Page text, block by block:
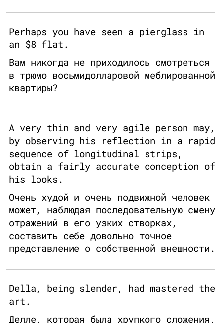
Perhaps you have seen a pierglass in
an $8 flat.
Вам никогда не приходилось смотреться
в трюмо восьмидолларовой меблированной
квартиры?
A very thin and very agile person may,
by observing his reflection in a rapid
sequence of longitudinal strips,
obtain a fairly accurate conception of
his looks.
Очень худой и очень подвижной человек
может, наблюдая последовательную смену
отражений в его узких створках,
составить себе довольно точное
представление о собственной внешности.
Della, being slender, had mastered the
art.
Делле, которая была хрупкого сложения,